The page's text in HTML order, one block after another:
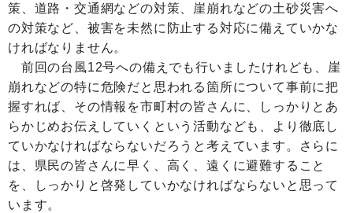
策、道路・交通網などの対策、崖崩れなどの土砂災害へ
の対策など、被害を未然に防止する対応に備えていかな
ければなりません。
前回の台風12号への備えでも行いましたけれども、崖
崩れなどの特に危険だと思われる箇所について事前に把
握すれば、その情報を市町村の皆さんに、しっかりとあ
らかじめお伝えしていくという活動なども、より徹底し
ていかなければならないだろうと考えています。さらに
は、県民の皆さんに早く、高く、遠くに避難すること
を、しっかりと啓発していかなければならないと思って
います。